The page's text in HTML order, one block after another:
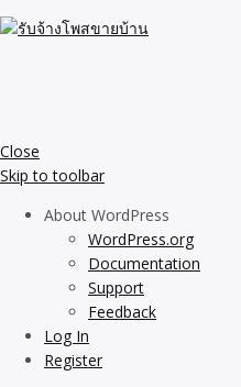
Close
Skip to toolbar
About WordPress
WordPress.org
Documentation
Support
Feedback
Log In
Register